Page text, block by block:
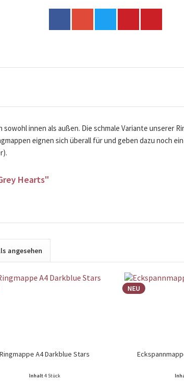
innen als außen. Die schmale Variante unserer
eignen sich überall für und geben dazu noch
Hearts"
angesehen
Ringmappe A4 Darkblue Stars
Inhalt4 Stück
NEU